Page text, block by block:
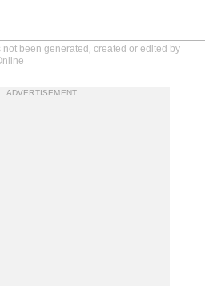
not been generated, created or edited by
ADVERTISEMENT